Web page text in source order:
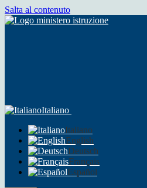
Salta al contenuto
Italiano
Italiano
English
Deutsch
Français
Español